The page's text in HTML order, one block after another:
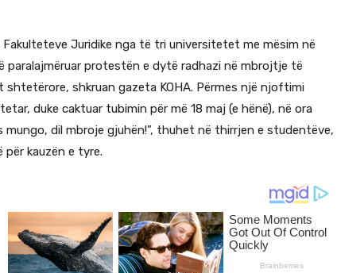
Juridike nga të tri universitetet me mësim në
paralajmëruar protestën e dytë radhazi në mbrojtje të
shkruan gazeta KOHA. Përmes një njoftimi
duke caktuar tubimin për më 18 maj (e hënë), në ora
mungo, dil mbroje gjuhën!”, thuhet në thirrjen e studentëve,
kauzën e tyre.